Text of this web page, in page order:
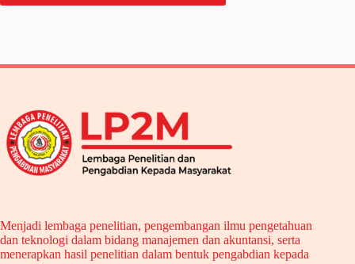
Menjadi lembaga penelitian, pengembangan ilmu pengetahuan
dan teknologi dalam bidang manajemen dan akuntansi, serta
menerapkan hasil penelitian dalam bentuk pengabdian kepada